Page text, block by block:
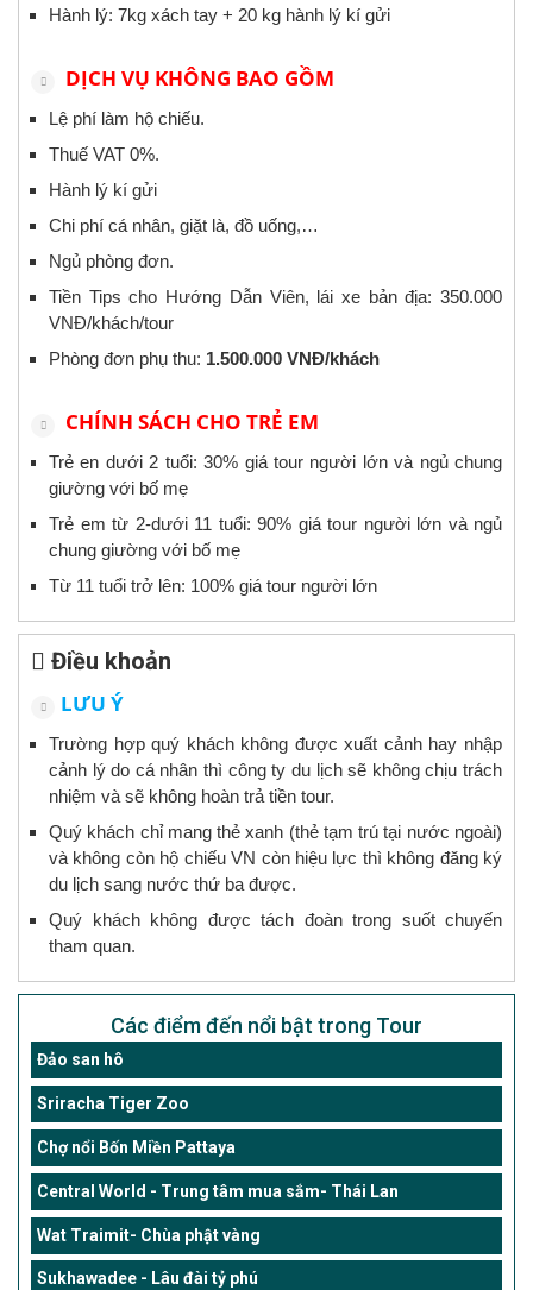
Hành lý: 7kg xách tay + 20 kg hành lý kí gửi
DỊCH VỤ KHÔNG BAO GỒM
Lệ phí làm hộ chiếu.
Thuế VAT 0%.
Hành lý kí gửi
Chi phí cá nhân, giặt là, đồ uống,…
Ngủ phòng đơn.
Tiền Tips cho Hướng Dẫn Viên, lái xe bản địa: 350.000
VNĐ/khách/tour
Phòng đơn phụ thu: 1.500.000 VNĐ/khách
CHÍNH SÁCH CHO TRẺ EM
Trẻ en dưới 2 tuổi: 30% giá tour người lớn và ngủ chung
giường với bố mẹ
Trẻ em từ 2-dưới 11 tuổi: 90% giá tour người lớn và ngủ
chung giường với bố mẹ
Từ 11 tuổi trở lên: 100% giá tour người lớn
Điều khoản
LƯU Ý
Trường hợp quý khách không được xuất cảnh hay nhập
cảnh lý do cá nhân thì công ty du lịch sẽ không chịu trách
nhiệm và sẽ không hoàn trả tiền tour.
Quý khách chỉ mang thẻ xanh (thẻ tạm trú tại nước ngoài)
và không còn hộ chiếu VN còn hiệu lực thì không đăng ký
du lịch sang nước thứ ba được.
Quý khách không được tách đoàn trong suốt chuyến
tham quan.
Các điểm đến nổi bật trong Tour
Đảo san hô
Sriracha Tiger Zoo
Chợ nổi Bốn Miền Pattaya
Central World - Trung tâm mua sắm- Thái Lan
Wat Traimit- Chùa phật vàng
Sukhawadee - Lâu đài tỷ phú